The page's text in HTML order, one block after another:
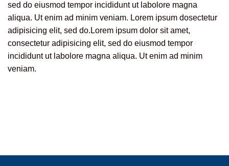
sed do eiusmod tempor incididunt ut labolore magna
aliqua. Ut enim ad minim veniam. Lorem ipsum dosectetur
adipisicing elit, sed do.Lorem ipsum dolor sit amet,
consectetur adipisicing elit, sed do eiusmod tempor
incididunt ut labolore magna aliqua. Ut enim ad minim
veniam.